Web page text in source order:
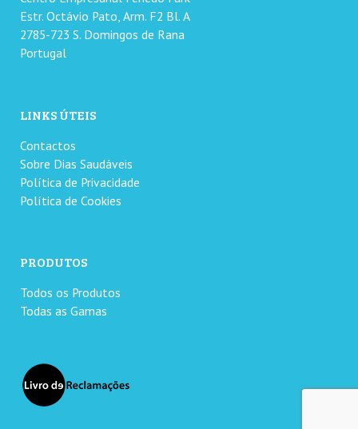
Estr. Octávio Pato, Arm. F2 Bl. A
2785-723 S. Domingos de Rana
Portugal
LINKS ÚTEIS
Contactos
Sobre Dias Saudáveis
Política de Privacidade
Política de Cookies
PRODUTOS
Todos os Produtos
Todas as Gamas